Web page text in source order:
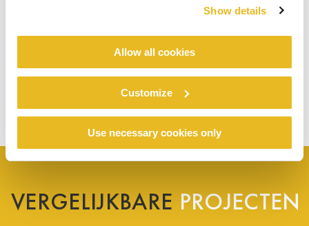
Show details
Allow all cookies
Customize
Use necessary cookies only
VERGELIJKBARE PROJECTEN